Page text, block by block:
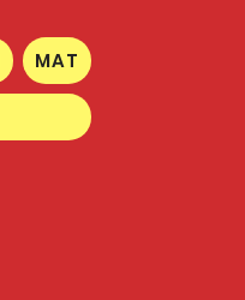
MAT